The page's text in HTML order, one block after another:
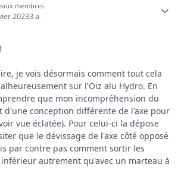
membres
20233 a
je vois désormais comment tout cela
sur l'Oiz alu Hydro. En
que mon incompréhension du
d'une conception différente de l'axe pour
vue éclatée). Pour celui-ci la dépose
que le dévissage de l'axe côté opposé
par contre pas comment sortir les
autrement qu'avec un marteau à